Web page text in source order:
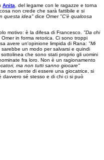
Anita, del legame con le ragazze e torna
non crede che sarà fattibile e si
questa idea" dice Omer "C'è qualcosa
motivo: è la difesa di Francesco. "Da chi
Omer in forma retorica. Ci sono troppi
avere un'opinione limpida di Rana: "Mi
sarebbe un modo per salvarsi e quindi
che sono stati proprio gli uomini
fra loro. Non è un ragionamento
ma non tutti sanno giocare"
non sente di essere una giocatrice, si
sé stesso e di chi ci si può